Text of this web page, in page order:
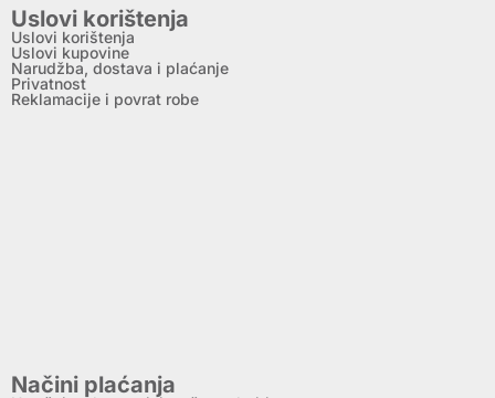
Uslovi korištenja
Uslovi korištenja
Uslovi kupovine
Narudžba, dostava i plaćanje
Privatnost
Reklamacije i povrat robe
Načini plaćanja